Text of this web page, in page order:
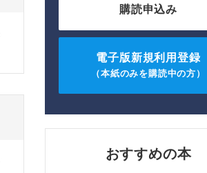
購読申込み
電子版新規利用登録
（本紙のみを購読中の方）
おすすめの本